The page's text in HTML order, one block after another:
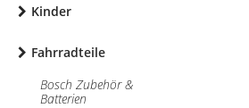
Kinder
Fahrradteile
Bosch Zubehör &
Batterien